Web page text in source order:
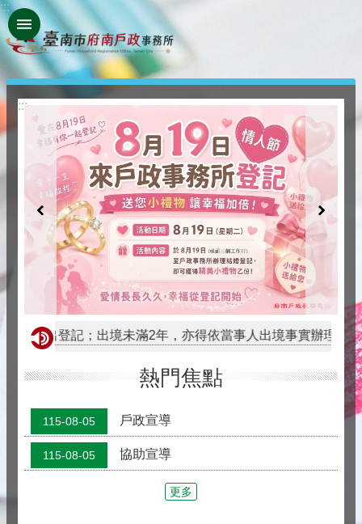
跳到主要內容區塊
:::
:::
理遷出登記；出境未滿2年，亦得依當事人出境事實辦理遷出
熱門焦點
115-08-05 戶政宣導
115-08-05 協助宣導
更多